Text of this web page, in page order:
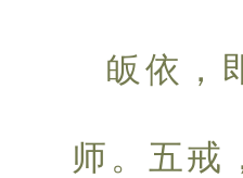
皈依，
师。五戒